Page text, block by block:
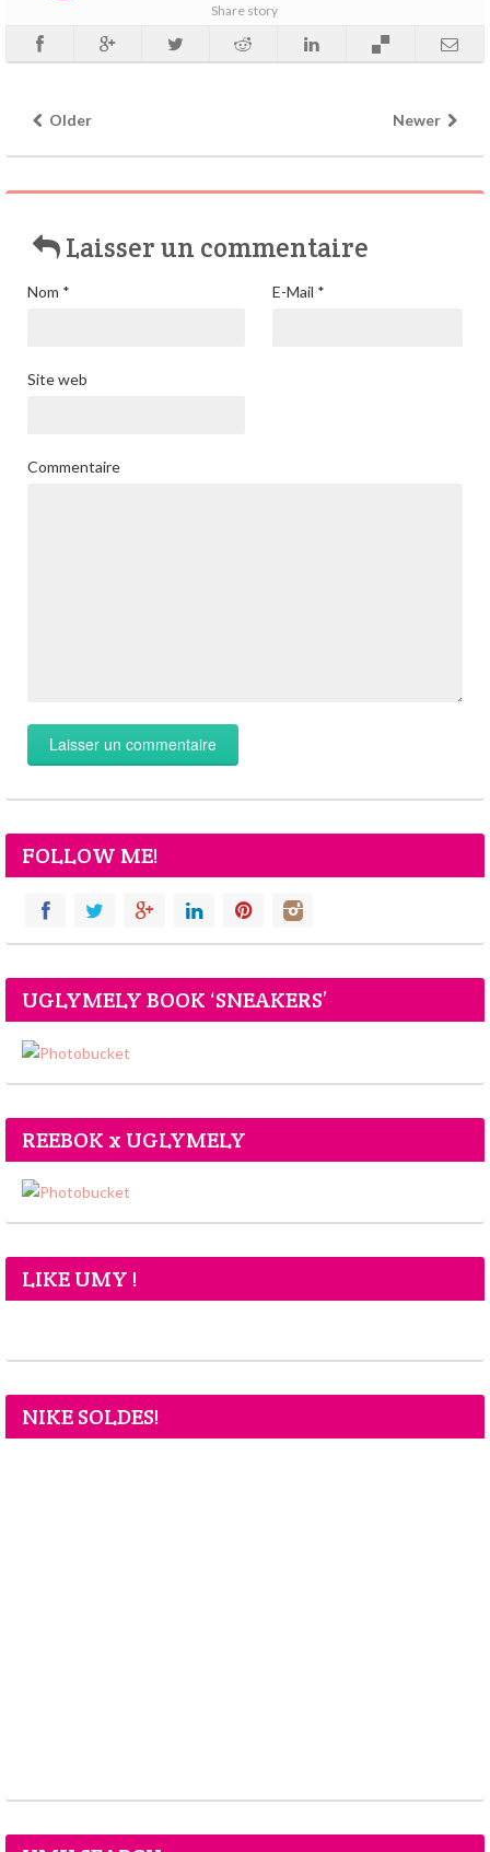
Share story
Older Newer
Laisser un commentaire
Nom * E-Mail *
Site web
Commentaire
FOLLOW ME!
UGLYMELY BOOK ‘SNEAKERS’
REEBOK x UGLYMELY
LIKE UMY !
NIKE SOLDES!